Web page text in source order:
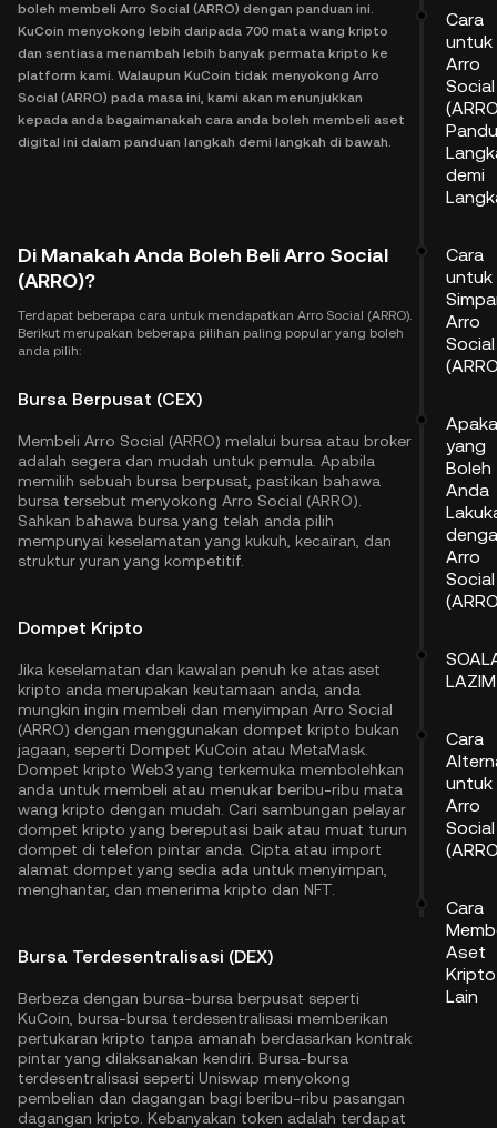
boleh membeli Arro Social (ARRO) dengan panduan ini.
KuCoin menyokong lebih daripada 700 mata wang kripto
dan sentiasa menambah lebih banyak permata kripto ke
platform kami. Walaupun KuCoin tidak menyokong Arro
Social (ARRO) pada masa ini, kami akan menunjukkan
kepada anda bagaimanakah cara anda boleh membeli aset
digital ini dalam panduan langkah demi langkah di bawah.
Di Manakah Anda Boleh Beli Arro Social
(ARRO)?
Terdapat beberapa cara untuk mendapatkan Arro Social (ARRO).
Berikut merupakan beberapa pilihan paling popular yang boleh
anda pilih:
Bursa Berpusat (CEX)
Membeli Arro Social (ARRO) melalui bursa atau broker
adalah segera dan mudah untuk pemula. Apabila
memilih sebuah bursa berpusat, pastikan bahawa
bursa tersebut menyokong Arro Social (ARRO).
Sahkan bahawa bursa yang telah anda pilih
mempunyai keselamatan yang kukuh, kecairan, dan
struktur yuran yang kompetitif.
Dompet Kripto
Jika keselamatan dan kawalan penuh ke atas aset
kripto anda merupakan keutamaan anda, anda
mungkin ingin membeli dan menyimpan Arro Social
(ARRO) dengan menggunakan dompet kripto bukan
jagaan, seperti Dompet KuCoin atau MetaMask.
Dompet kripto Web3 yang terkemuka membolehkan
anda untuk membeli atau menukar beribu-ribu mata
wang kripto dengan mudah. Cari sambungan pelayar
dompet kripto yang bereputasi baik atau muat turun
dompet di telefon pintar anda. Cipta atau import
alamat dompet yang sedia ada untuk menyimpan,
menghantar, dan menerima kripto dan NFT.
Bursa Terdesentralisasi (DEX)
Berbeza dengan bursa-bursa berpusat seperti
KuCoin, bursa-bursa terdesentralisasi memberikan
pertukaran kripto tanpa amanah berdasarkan kontrak
pintar yang dilaksanakan kendiri. Bursa-bursa
terdesentralisasi seperti Uniswap menyokong
pembelian dan dagangan bagi beribu-ribu pasangan
dagangan kripto. Kebanyakan token adalah terdapat
Cara
untuk
Arro
Social
demi
Cara
untuk
Arro
Social
yang
Boleh
Anda
Arro
Social
LAZIM
Cara
untuk
Arro
Social
Cara
Aset
Kripto
Lain